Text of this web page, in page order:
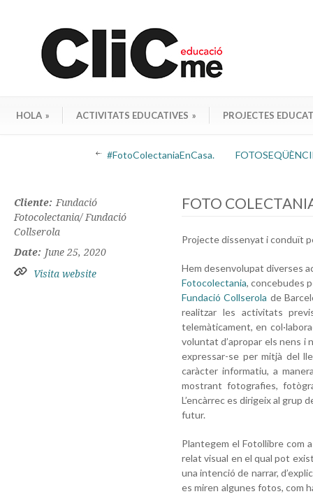
HOLA » ACTIVITATS EDUCATIVES » PROJECTES
#FotoColectaniaEnCasa.
Cliente: Fundació
Fotocolectania/ Fundació
Collserola
Date: June 25, 2020
Visita website
FOTO
Projecte dissenyat i conduït
Hem desenvolupat diverses
Fotocolectania, concebudes
Fundació Collserola de
realitzar les activitats
telemàticament, en
voluntat d’apropar els nens i
expressar-se per mitjà del
caràcter informatiu, a
mostrant fotografies,
L’encàrrec es dirigeix al
futur.
Plantegem el Fotollibre com
relat visual en el qual pot
una intenció de narrar,
es miren algunes fotos, com